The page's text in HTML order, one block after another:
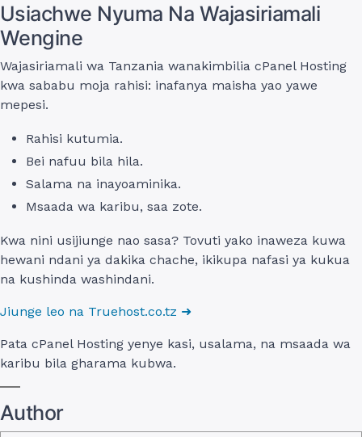
Usiachwe Nyuma Na Wajasiriamali
Wengine
Wajasiriamali wa Tanzania wanakimbilia cPanel Hosting
kwa sababu moja rahisi: inafanya maisha yao yawe
mepesi.
Rahisi kutumia.
Bei nafuu bila hila.
Salama na inayoaminika.
Msaada wa karibu, saa zote.
Kwa nini usijiunge nao sasa? Tovuti yako inaweza kuwa
hewani ndani ya dakika chache, ikikupa nafasi ya kukua
na kushinda washindani.
Jiunge leo na Truehost.co.tz ➜
Pata cPanel Hosting yenye kasi, usalama, na msaada wa
karibu bila gharama kubwa.
Author